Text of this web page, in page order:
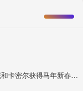
粤友钱 LOL萨勒芬妮和卡密尔获得马年新春皮肤，海外玩英雄联盟国服延迟高卡顿掉线怎么办？